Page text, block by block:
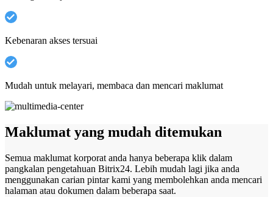
Kebenaran akses tersuai
Mudah untuk melayari, membaca dan mencari maklumat
Maklumat yang mudah ditemukan
Semua maklumat korporat anda hanya beberapa klik dalam
pangkalan pengetahuan Bitrix24. Lebih mudah lagi jika anda
menggunakan carian pintar kami yang membolehkan anda mencari
halaman atau dokumen dalam beberapa saat.